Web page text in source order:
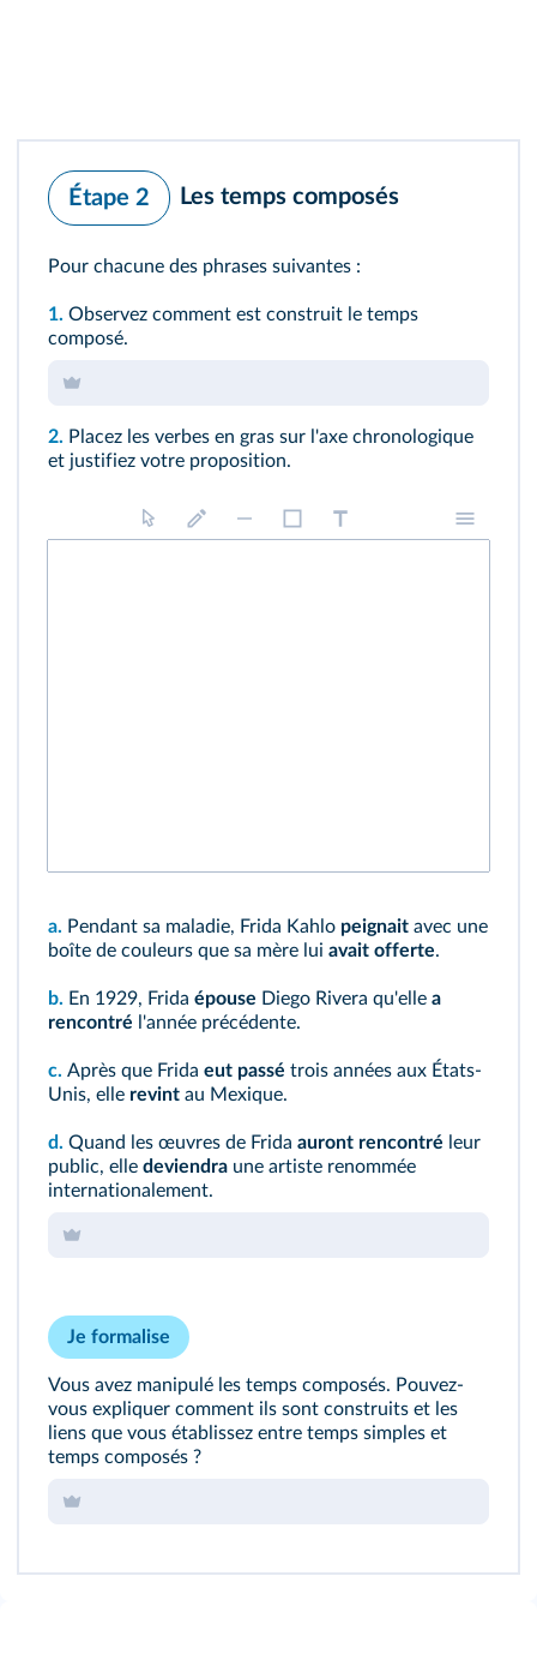
Étape 2 Les temps composés
Pour chacune des phrases suivantes :
1. Observez comment est construit le temps
composé.
2. Placez les verbes en gras sur l'axe chronologique
et justifiez votre proposition.
a. Pendant sa maladie, Frida Kahlo peignait avec une
boîte de couleurs que sa mère lui avait offerte.
b. En 1929, Frida épouse Diego Rivera qu'elle a
rencontré l'année précédente.
c. Après que Frida eut passé trois années aux États-
Unis, elle revint au Mexique.
d. Quand les œuvres de Frida auront rencontré leur
public, elle deviendra une artiste renommée
internationalement.
Je formalise
Vous avez manipulé les temps composés. Pouvez-
vous expliquer comment ils sont construits et les
liens que vous établissez entre temps simples et
temps composés ?